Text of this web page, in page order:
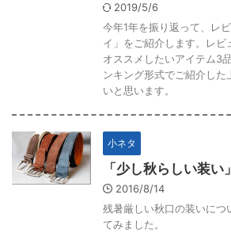
2019/5/6
今年1年を振り返って、レ
イ」をご紹介します。レビ
オススメしたいアイテム3
ンキング形式でご紹介した
いと思います。
小ネタ
「少し秋らしい装い
2016/8/14
残暑厳しい秋口の装いにつ
てみました。